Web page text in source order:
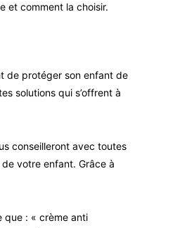
et comment la choisir.
de protéger son enfant de
solutions qui s’offrent à
conseilleront avec toutes
votre enfant. Grâce à
que : « crème anti